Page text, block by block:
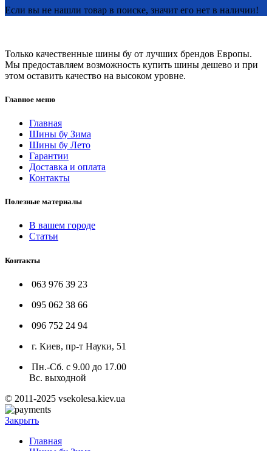
Если вы не нашли товар в поиске, значит его нет в наличии!
Только качественные шины бу от лучших брендов Европы.
Мы предоставляем возможность купить шины дешево и при
этом оставить качество на высоком уровне.
Главное меню
Главная
Шины бу Зима
Шины бу Лето
Гарантии
Доставка и оплата
Контакты
Полезные материалы
В вашем городе
Статьи
Контакты
063 976 39 23
095 062 38 66
096 752 24 94
г. Киев, пр-т Науки, 51
Пн.-Сб. с 9.00 до 17.00
Вс. выходной
© 2011-2025 vsekolesa.kiev.ua
Закрыть
Главная